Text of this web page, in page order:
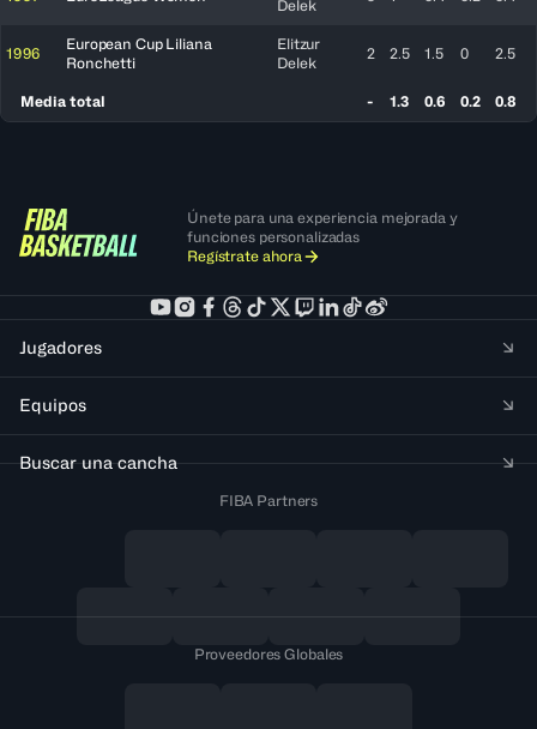
Delek
1996
European Cup Liliana
Ronchetti
Elitzur
Delek
2 2.5 1.5 0 2.5
Media total - 1.3 0.6 0.2 0.8
Únete para una experiencia mejorada y
funciones personalizadas
Regístrate ahora
Jugadores
Equipos
Buscar una cancha
FIBA Partners
Proveedores Globales